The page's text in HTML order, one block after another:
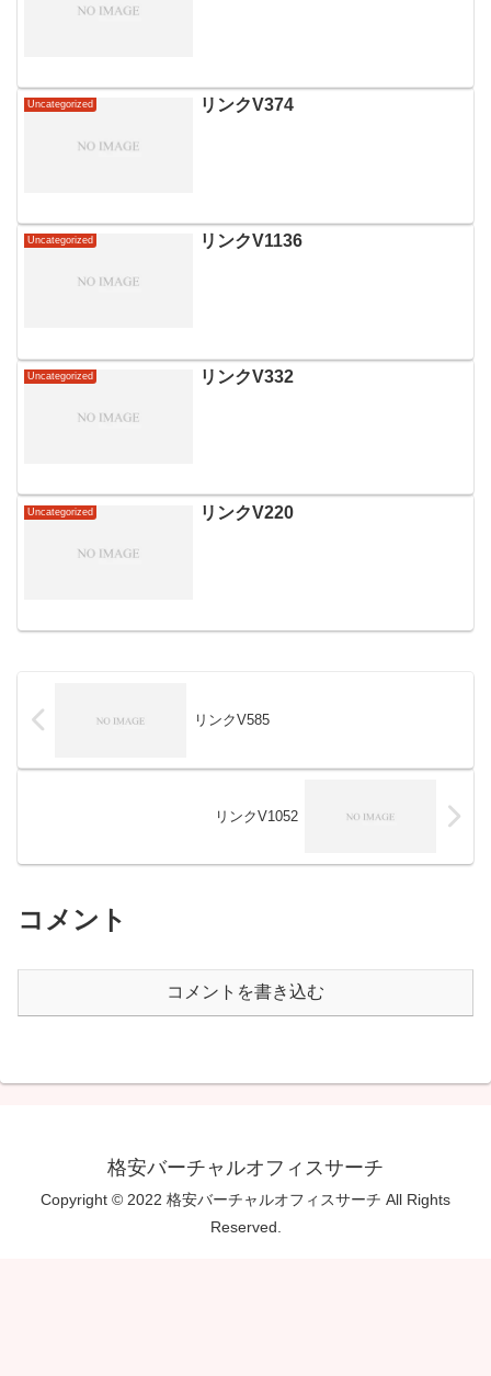
Uncategorized リンクV374
Uncategorized リンクV1136
Uncategorized リンクV332
Uncategorized リンクV220
リンクV585
リンクV1052
コメント
コメントを書き込む
格安バーチャルオフィスサーチ
Copyright © 2022 格安バーチャルオフィスサーチ All Rights
Reserved.